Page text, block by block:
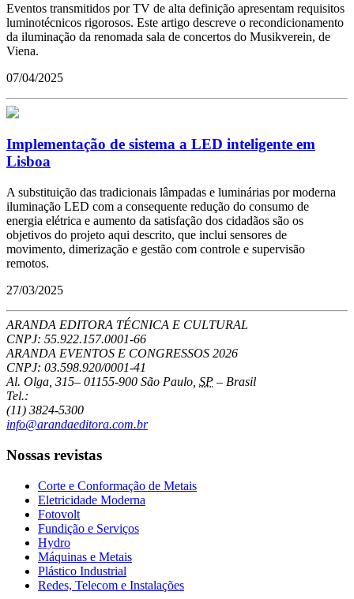
Eventos transmitidos por TV de alta definição apresentam requisitos
luminotécnicos rigorosos. Este artigo descreve o recondicionamento
da iluminação da renomada sala de concertos do Musikverein, de
Viena.
07/04/2025
Implementação de sistema a LED inteligente em
Lisboa
A substituição das tradicionais lâmpadas e luminárias por moderna
iluminação LED com a consequente redução do consumo de
energia elétrica e aumento da satisfação dos cidadãos são os
objetivos do projeto aqui descrito, que inclui sensores de
movimento, dimerização e gestão com controle e supervisão
remotos.
27/03/2025
ARANDA EDITORA TÉCNICA E CULTURAL
CNPJ: 55.922.157.0001-66
ARANDA EVENTOS E CONGRESSOS 2026
CNPJ: 03.598.920/0001-41
Al. Olga, 315– 01155-900 São Paulo SP – Brasil
Tel.:
(11) 3824-5300
info@arandaeditora.com.br
Nossas revistas
Corte e Conformação de Metais
Eletricidade Moderna
Fotovolt
Fundição e Serviços
Hydro
Máquinas e Metais
Plástico Industrial
Redes, Telecom e Instalações